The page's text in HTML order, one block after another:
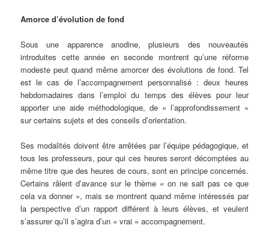
Amorce d’évolution de fond
Sous une apparence anodine, plusieurs des nouveautés
introduites cette année en seconde montrent qu’une réforme
modeste peut quand même amorcer des évolutions de fond. Tel
est le cas de l’accompagnement personnalisé : deux heures
hebdomadaires dans l’emploi du temps des élèves pour leur
apporter une aide méthodologique, de « l’approfondissement »
sur certains sujets et des conseils d’orientation.
Ses modalités doivent être arrêtées par l’équipe pédagogique, et
tous les professeurs, pour qui ces heures seront décomptées au
même titre que des heures de cours, sont en principe concernés.
Certains râlent d’avance sur le thème « on ne sait pas ce que
cela va donner », mais se montrent quand même intéressés par
la perspective d’un rapport différent à leurs élèves, et veulent
s’assurer qu’il s’agira d’un « vrai » accompagnement.